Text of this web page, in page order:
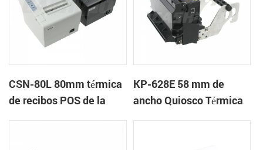
CSN-80L 80mm térmica
de recibos POS de la
KP-628E 58 mm de
ancho Quiosco Térmica